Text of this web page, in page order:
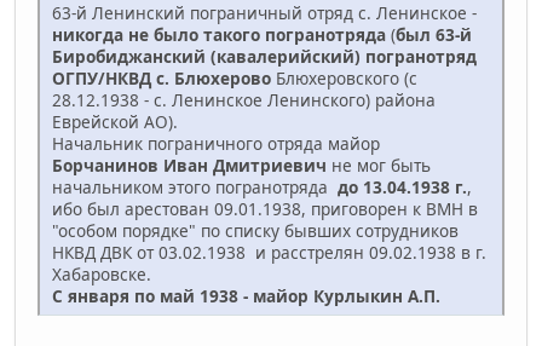
63-й Ленинский пограничный отряд с. Ленинское -
никогда не было такого погранотряда (был 63-й
Биробиджанский (кавалерийский) погранотряд
ОГПУ/НКВД с. Блюхерово Блюхеровского (с
28.12.1938 - с. Ленинское Ленинского) района
Еврейской АО).
Начальник пограничного отряда майор
Борчанинов Иван Дмитриевич не мог быть
начальником этого погранотряда до 13.04.1938 г.,
ибо был арестован 09.01.1938, приговорен к ВМН в
"особом порядке" по списку бывших сотрудников
НКВД ДВК от 03.02.1938 и расстрелян 09.02.1938 в г.
Хабаровске.
С января по май 1938 - майор Курлыкин А.П.